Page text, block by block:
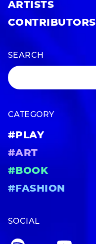
ARTISTS
CONTRIBUTORS
SEARCH
CATEGORY
#PLAY
#ART
#BOOK
#FASHION
SOCIAL